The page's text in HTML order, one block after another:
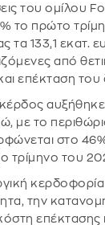
του ομίλου
το πρώτο
τα 133,1 εκατ.
από
επέκταση του
αυξήθηκε
με το
στο
τρίμηνο του
την
επέκτασης